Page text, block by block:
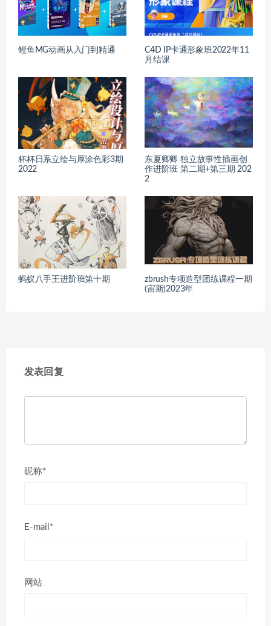
鲤鱼MG动画从入门到精通
C4D IP卡通形象班2022年11
月结课
杯杯日系立绘与厚涂色彩3期
2022
东夏卿卿 独立故事性插画创
作进阶班 第二期+第三期 202
2
蚂蚁八手王进阶班第十期
zbrush专项造型团练课程一期
(宙斯)2023年
发表回复
昵称*
E-mail*
网站